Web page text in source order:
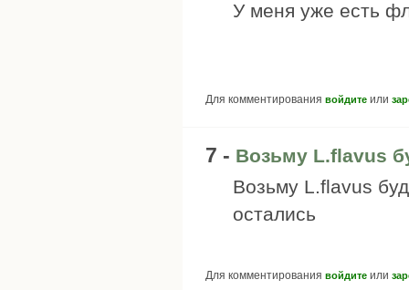
У меня уже есть
Для комментирования войдите или
7 - Возьму L.flavus
Возьму L.flavus
остались
Для комментирования войдите или